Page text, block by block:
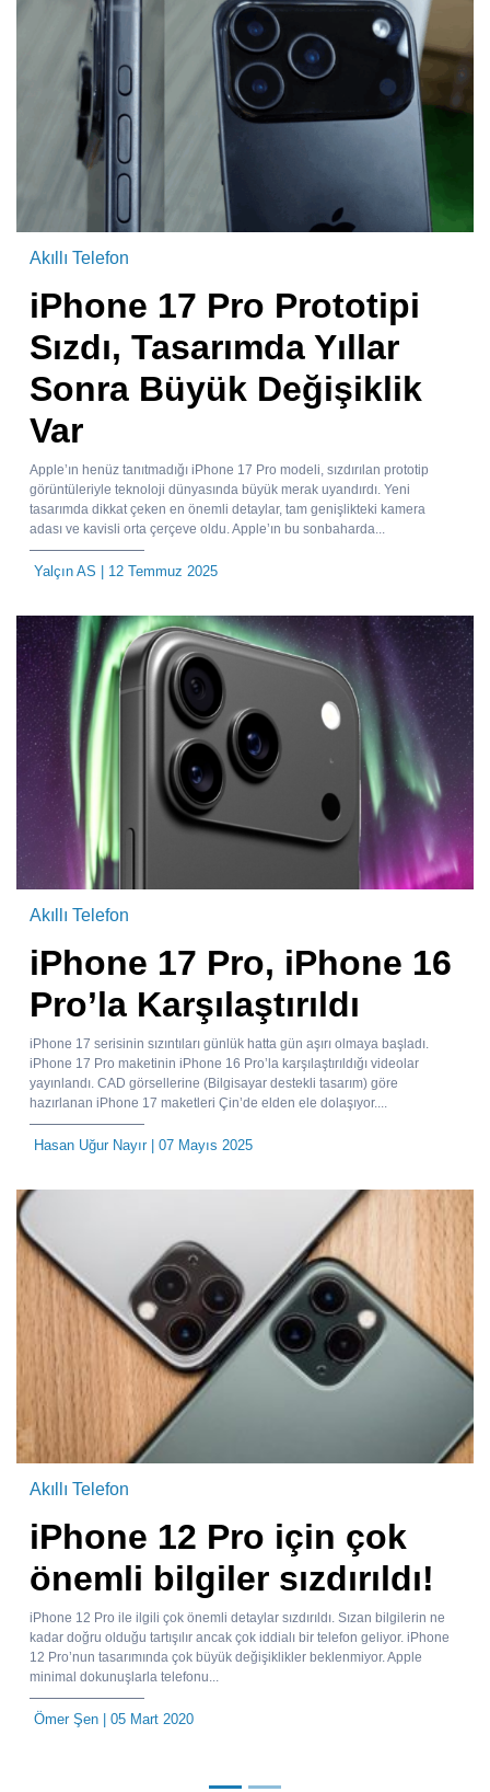
Akıllı Telefon
iPhone 17 Pro Prototipi
Sızdı, Tasarımda Yıllar
Sonra Büyük Değişiklik
Var
Apple’ın henüz tanıtmadığı iPhone 17 Pro modeli, sızdırılan prototip
görüntüleriyle teknoloji dünyasında büyük merak uyandırdı. Yeni
tasarımda dikkat çeken en önemli detaylar, tam genişlikteki kamera
adası ve kavisli orta çerçeve oldu. Apple’ın bu sonbaharda...
Yalçın AS | 12 Temmuz 2025
Akıllı Telefon
iPhone 17 Pro, iPhone 16
Pro’la Karşılaştırıldı
iPhone 17 serisinin sızıntıları günlük hatta gün aşırı olmaya başladı.
iPhone 17 Pro maketinin iPhone 16 Pro’la karşılaştırıldığı videolar
yayınlandı. CAD görsellerine (Bilgisayar destekli tasarım) göre
hazırlanan iPhone 17 maketleri Çin’de elden ele dolaşıyor....
Hasan Uğur Nayır| 07 Mayıs 2025
Akıllı Telefon
iPhone 12 Pro için çok
önemli bilgiler sızdırıldı!
iPhone 12 Pro ile ilgili çok önemli detaylar sızdırıldı. Sızan bilgilerin ne
kadar doğru olduğu tartışılır ancak çok iddialı bir telefon geliyor. iPhone
12 Pro’nun tasarımında çok büyük değişiklikler beklenmiyor. Apple
minimal dokunuşlarla telefonu...
Ömer Şen | 05 Mart 2020